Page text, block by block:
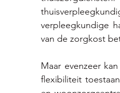
verpleegkundige
van de zorgkost
Maar evenzeer
flexibiliteit